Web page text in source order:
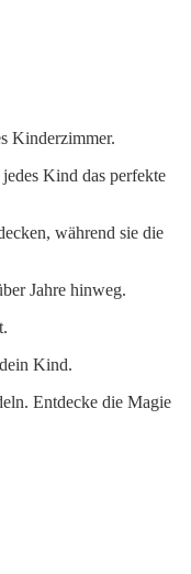
Kinderzimmer.
Kind das perfekte
während sie die
Jahre hinweg.
Kind.
Entdecke die Magie